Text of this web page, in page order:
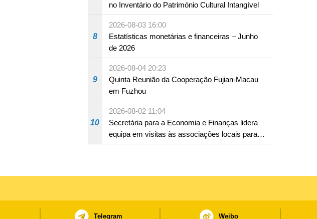
no Inventário do Património Cultural Intangível
8
2026-08-03 16:00
Estatísticas monetárias e financeiras – Junho
de 2026
9
2026-08-04 20:23
Quinta Reunião da Cooperação Fujian-Macau
em Fuzhou
10
2026-08-02 11:04
Secretária para a Economia e Finanças lidera
equipa em visitas às associações locais para
consolidar consensos e promover os trabalhos
Telegram Weibo